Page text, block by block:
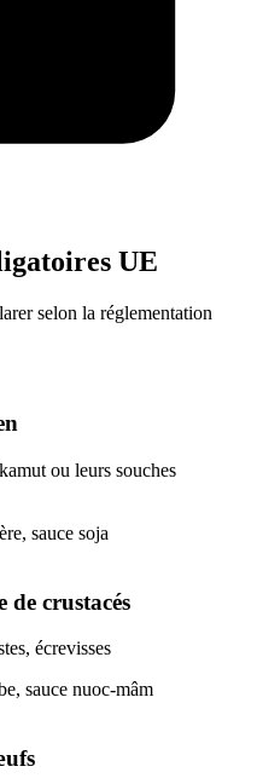
UE
selon la réglementation
ou leurs souches
sauce soja
de crustacés
écrevisses
sauce nuoc-mâm